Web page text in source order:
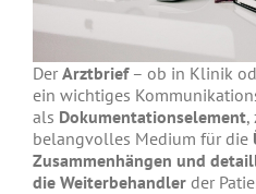
Der Arztbrief– ob in Klinik
ein wichtiges
als Dokumentationselement,
belangvolles Medium für die
Zusammenhängen und
die Weiterbehandler der